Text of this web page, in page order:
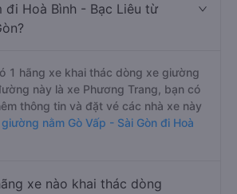
đi Hoà Bình - Bạc Liêu từ
1 hãng xe khai thác dòng xe giường
này là xe Phương Trang, bạn có
thông tin và đặt vé các nhà xe này
giường nằm Gò Vấp - Sài Gòn đi Hoà
xe nào khai thác dòng